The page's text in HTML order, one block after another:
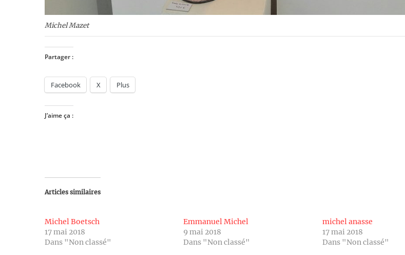
Michel Mazet
Partager :
Facebook X Plus
J’aime ça :
Articles similaires
Michel Boetsch
17 mai 2018
Dans "Non classé"
Emmanuel Michel
9 mai 2018
Dans "Non classé"
michel anasse
17 mai 2018
Dans "Non classé"